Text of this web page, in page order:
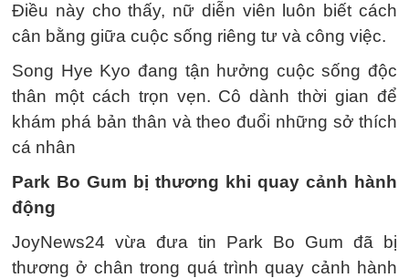
Điều này cho thấy, nữ diễn viên luôn biết cách
cân bằng giữa cuộc sống riêng tư và công việc.
Song Hye Kyo đang tận hưởng cuộc sống độc
thân một cách trọn vẹn. Cô dành thời gian để
khám phá bản thân và theo đuổi những sở thích
cá nhân
Park Bo Gum bị thương khi quay cảnh hành
động
JoyNews24 vừa đưa tin Park Bo Gum đã bị
thương ở chân trong quá trình quay cảnh hành